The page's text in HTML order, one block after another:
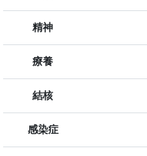
精神
療養
結核
感染症